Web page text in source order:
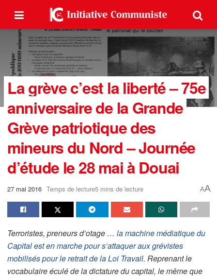
La grève c’est la liberté – 75e
anniversaire de la Grande
Grève patriotique des
mineurs du Nord – Journée
d’étude le 28 mai à Douai
27 mai 2016 Temps de lecture5 mins de lecture AA
Terroristes, preneurs d’otage … la machine médiatique du
Capital est en marche pour s’attaquer aux grévistes
mobilisés pour le retrait de la Loi Travail. Reprenant le
vocabulaire éculé de la dictature du capital, le même que